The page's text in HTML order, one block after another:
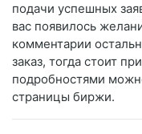
подачи успешных
вас появилось
комментарии
заказ, тогда стоит
подробностями
страницы биржи.